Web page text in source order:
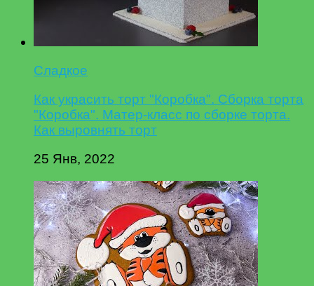
Сладкое
Как украсить торт "Коробка". Сборка торта
"Коробка". Матер-класс по сборке торта.
Как выровнять торт
25 Янв, 2022